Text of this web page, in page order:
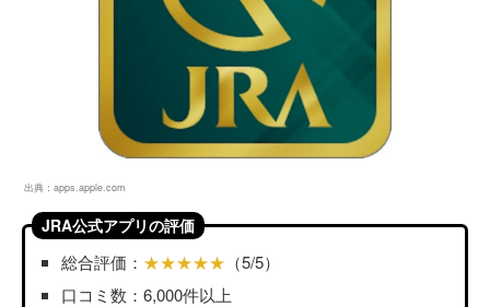
出典： apps.apple.com
JRA公式アプリの評価
総合評価： ★★★★★ （5/5）
口コミ数：6,000件以上